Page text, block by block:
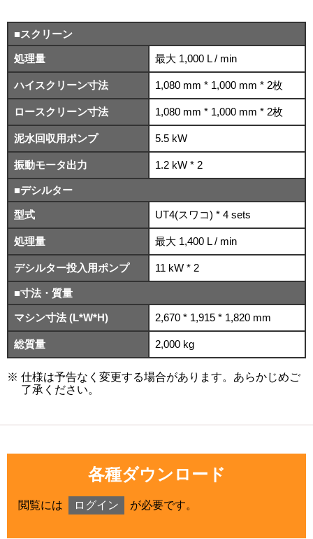
■スクリーン
処理量 最大 1,000 L / min
ハイスクリーン寸法 1,080 mm * 1,000 mm * 2枚
ロースクリーン寸法 1,080 mm * 1,000 mm * 2枚
泥水回収用ポンプ 5.5 kW
振動モータ出力 1.2 kW * 2
■デシルター
型式 UT4(スワコ) * 4 sets
処理量 最大 1,400 L / min
デシルター投入用ポンプ 11 kW * 2
■寸法・質量
マシン寸法(L*W*H) 2,670 * 1,915 * 1,820 mm
総質量 2,000 kg
仕様は予告なく変更する場合があります。あらかじめご
了承ください。
各種ダウンロード
閲覧には ログイン が必要です。